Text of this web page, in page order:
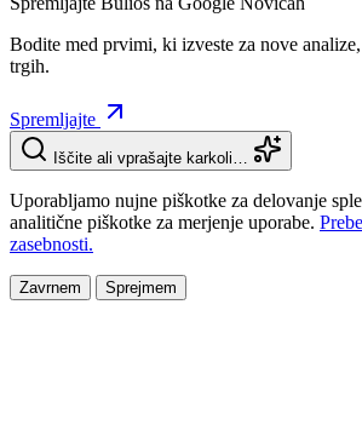
Bodite med prvimi, ki izveste za nove
trgih.
Spremljajte
Iščite ali vprašajte karkoli…
Uporabljamo nujne piškotke za delovanje
analitične piškotke za merjenje uporabe.
zasebnosti.
Zavrnem Sprejmem